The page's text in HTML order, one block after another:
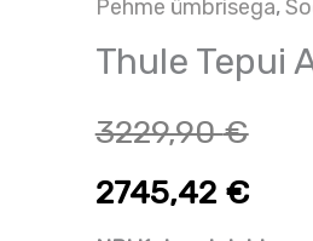
Pehme ümbrisega,
Thule Tepui
3229,90€
2745,42 €
kogus